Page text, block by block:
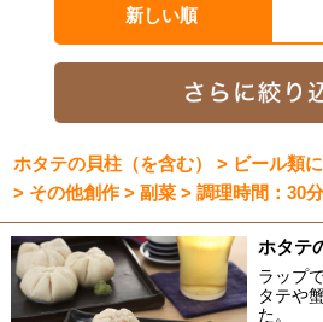
新しい順
ホタテの貝柱（を含む） > ビール類
> その他創作 > 副菜 > 調理時間：30
ホタテ
ラップ
タテや
た。